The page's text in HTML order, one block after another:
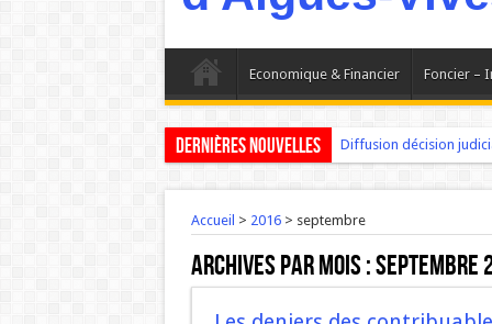
Economique & Financier Foncier –
Dernières nouvelles Diffusion décision
Madame PRADEILLE
L ‘Expérience bloque,
Accueil > 2016> septembre
Archives par mois :septembre